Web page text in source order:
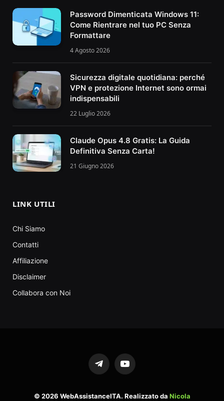
Password Dimenticata Windows 11:
Come Rientrare nel tuo PC Senza
Formattare
4 Agosto 2026
Sicurezza digitale quotidiana: perché
VPN e protezione Internet sono ormai
indispensabili
22 Luglio 2026
Claude Opus 4.8 Gratis: La Guida
Definitiva Senza Carta!
21 Giugno 2026
LINK UTILI
Chi Siamo
Contatti
Affiliazione
Disclaimer
Collabora con Noi
TelegramYouTube
© 2026 WebAssistanceITA. Realizzato da Nicola